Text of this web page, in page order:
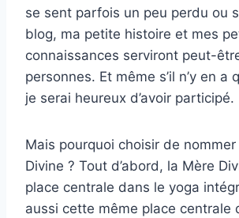
se sent parfois un peu perdu ou
blog, ma petite histoire et mes
connaissances serviront peut-
personnes. Et même s’il n’y en a
je serai heureux d’avoir participé.
Mais pourquoi choisir de
Divine ? Tout d’abord, la Mère
place centrale dans le yoga
aussi cette même place centrale